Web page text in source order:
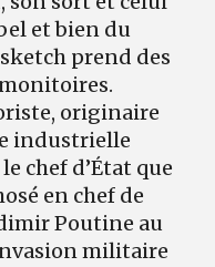
et bien du
prend des
originaire
industrielle
chef d’État que
en chef de
Poutine au
militaire